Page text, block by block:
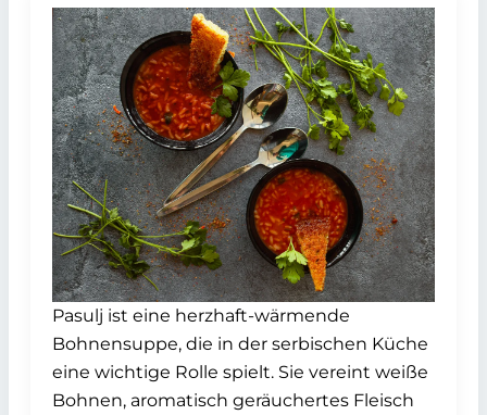
Pasulj ist eine herzhaft-wärmende
Bohnensuppe, die in der serbischen Küche
eine wichtige Rolle spielt. Sie vereint weiße
Bohnen, aromatisch geräuchertes Fleisch